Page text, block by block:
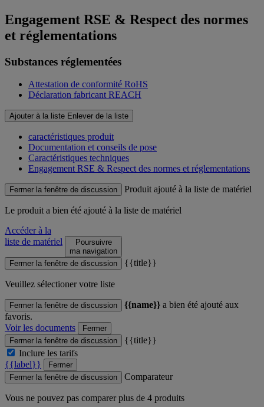
Engagement RSE & Respect des normes
et réglementations
Substances réglementées
Attestation de conformité RoHS
Déclaration fabricant REACH
Ajouter à la liste Enlever de la liste
caractéristiques produit
Documentation et conseils de pose
Caractéristiques techniques
Engagement RSE & Respect des normes et réglementations
Fermer la fenêtre de discussion Produit ajouté à la liste de matériel
Le produita bien été ajouté à la liste de matériel
Accéder à la
liste de matériel
Poursuivre
ma navigation
Fermer la fenêtre de discussion
{{title}}
Veuillez sélectioner votre liste
Fermer la fenêtre de discussion {{name}} a bien été ajouté aux
favoris.
Voir les documents
Fermer
Fermer la fenêtre de discussion
{{title}}
Inclure les tarifs
{{label}}
Fermer
Fermer la fenêtre de discussion
Comparateur
Vous ne pouvez pas comparer plus de 4 produits